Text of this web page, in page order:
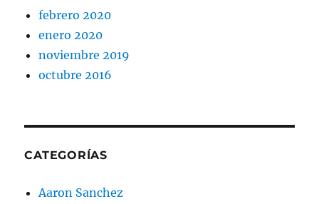
febrero 2020
enero 2020
noviembre 2019
octubre 2016
CATEGORÍAS
Aaron Sanchez